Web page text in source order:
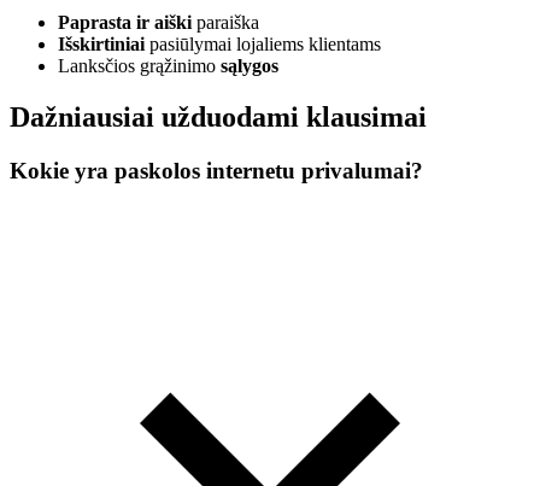
Paprasta ir aiški paraiška
Išskirtiniai pasiūlymai lojaliems klientams
Lanksčios grąžinimo sąlygos
Dažniausiai užduodami klausimai
Kokie yra paskolos internetu privalumai?